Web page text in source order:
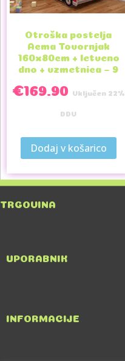
Otroška postelja
Acma Tovornjak
160x80cm + letveno
dno + vzmetnica – 9
€169.90 Vključen 22%
DDV
Dodaj v košarico
TRGOVINA
UPORABNIK
INFORMACIJE